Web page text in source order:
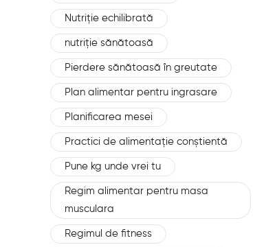
Nutriție echilibrată
nutriție sănătoasă
Pierdere sănătoasă în greutate
Plan alimentar pentru ingrasare
Planificarea mesei
Practici de alimentație conștientă
Pune kg unde vrei tu
Regim alimentar pentru masa
musculara
Regimul de fitness